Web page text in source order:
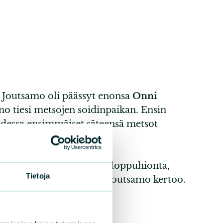
Tietoja
oli päässyt enonsa Onni
tiesi metsojen soidinpaikan. Ensin
ensimmäiset säteensä metsot
soidinmenoihin kuuluu loppuhionta,
askelta kerrallaan”, Joutsamo kertoo.